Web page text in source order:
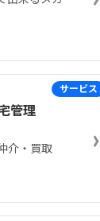
サービス
管理
介・買取
›